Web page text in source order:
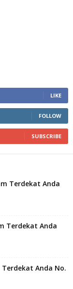
LIKE
FOLLOW
SUBSCRIBE
Terdekat Anda
Terdekat Anda
Terdekat Anda No.